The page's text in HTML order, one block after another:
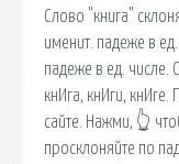
Слово "книга"
именит. падеже в ед.
падеже в ед. числе.
кнИга, кнИги,
сайте. Нажми, 👆
просклоняйте по